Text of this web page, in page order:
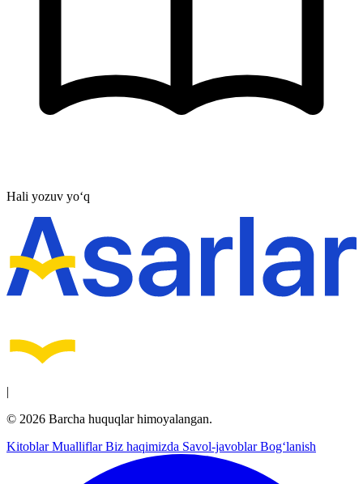
Hali yozuv yo‘q
|
© 2026 Barcha huquqlar himoyalangan.
KitoblarMualliflarBiz haqimizda Savol-javoblarBog‘lanish